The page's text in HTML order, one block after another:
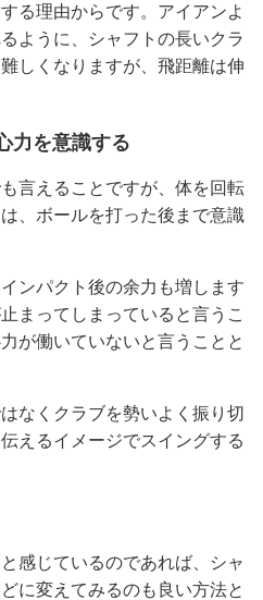
る理由からです。アイアンよ
ように、シャフトの長いクラ
しくなりますが、飛距離は伸
力を意識する
言えることですが、体を回転
、ボールを打った後まで意識
ンパクト後の余力も増します
まってしまっていると言うこ
が働いていないと言うことと
なくクラブを勢いよく振り切
えるイメージでスイングする
感じているのであれば、シャ
に変えてみるのも良い方法と